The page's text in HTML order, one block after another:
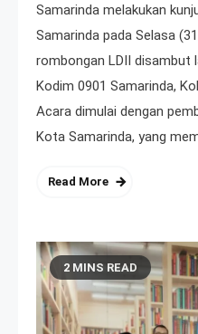
Samarinda melakukan
Samarinda pada Selasa
rombongan LDII disambut
Kodim 0901 Samarinda,
Acara dimulai dengan
Kota Samarinda, yang
Read More
2 MINS READ